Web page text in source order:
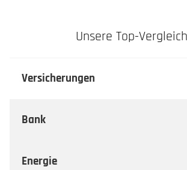
Unsere Top-
Versicherungen
Bank
Energie